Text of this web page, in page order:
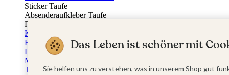
Sticker Taufe
Absenderaufkleber Taufe
Fotobuch Taufe
Konfirmationskarten
Einladungskarten Konfirmation
Danksagung Konfirmation
Menükarten Konfirmation
Tischkarten Konfirmation
Das Leben ist schöner mit
Sie helfen uns zu verstehen, was in unserem Shop gut